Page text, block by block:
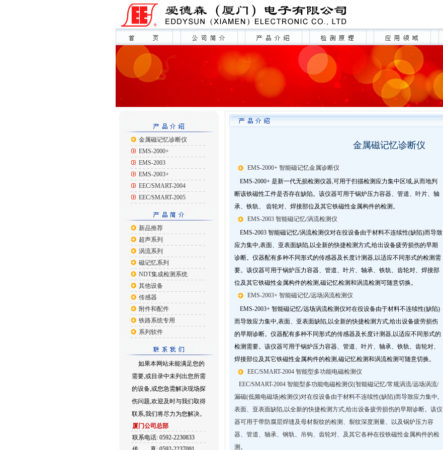
金属磁记忆诊断仪
EMS-2000+
EMS-2003
EMS-2003+
EEC/SMART-2004
EEC/SMART-2005
新品推荐
超声系列
涡流系列
磁记忆系列
NDT集成检测系统
其他设备
传感器
附件和配件
铁路系统专用
系列软件
如果本网站未能满足您的
需要,或目录中未列出您所需
的设备,或您急需解决现场探
伤问题,欢迎及时与我们取得
联系,我们将尽力为您解决。
厦门公司总部
联系电话: 0592-2230833
金属磁记忆诊断仪
EMS-2000+ 智能磁记忆金属诊断仪
EMS-2000+ 是新一代无损检测仪器,可用于扫描检测应力集中区域,从而地判
断该铁磁性工件是否存在缺陷。该仪器可用于锅炉压力容器、管道、叶片、轴
承、铁轨、 齿轮对、焊接部位及其它铁磁性金属构件的检测。
EMS-2003 智能磁记忆/涡流检测仪
EMS-2003 智能磁记忆/涡流检测仪对在役设备由于材料不连续性(缺陷)而导致
应力集中,表面、亚表面缺陷,以全新的快捷检测方式,给出设备疲劳损伤的早期
诊断。仪器配有多种不同形式的传感器及长度计测器,以适应不同形式的检测需
要。该仪器可用于锅炉压力容器、管道、叶片、轴承、铁轨、齿轮对、焊接部
位及其它铁磁性金属构件的检测,磁记忆检测和涡流检测可随意切换。
EMS-2003+ 智能磁记忆/远场涡流检测仪
EMS-2003+ 智能磁记忆/远场涡流检测仪对在役设备由于材料不连续性(缺陷)
而导致应力集中,表面、亚表面缺陷,以全新的快捷检测方式,给出设备疲劳损伤
的早期诊断。仪器配有多种不同形式的传感器及长度计测器,以适应不同形式的
检测需要。该仪器可用于锅炉压力容器、管道、叶片、轴承、铁轨、齿轮对、
焊接部位及其它铁磁性金属构件的检测,磁记忆检测和涡流检测可随意切换。
EEC/SMART-2004 智能型多功能电磁检测仪
EEC/SMART-2004 智能型多功能电磁检测仪(智能磁记忆/常规涡流/远场涡流/
漏磁(低频电磁场)检测仪)对在役设备由于材料不连续性(缺陷)而导致应力集中,
表面、亚表面缺陷,以全新的快捷检测方式,给出设备疲劳损伤的早期诊断。该仪
器可用于带防腐层焊缝及母材裂纹的检测、裂纹深度测量、以及锅炉压力容
器、管道、轴承、钢轨、吊钩、齿轮对、及其它各种在役铁磁性金属构件的检
测。